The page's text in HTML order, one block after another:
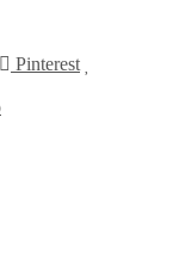
Pinterest